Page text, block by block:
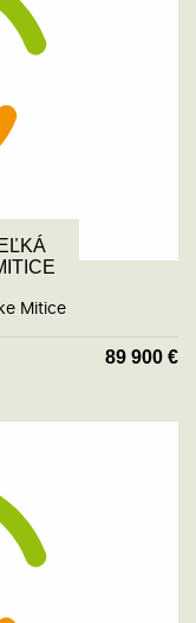
Mitice
89 900 €